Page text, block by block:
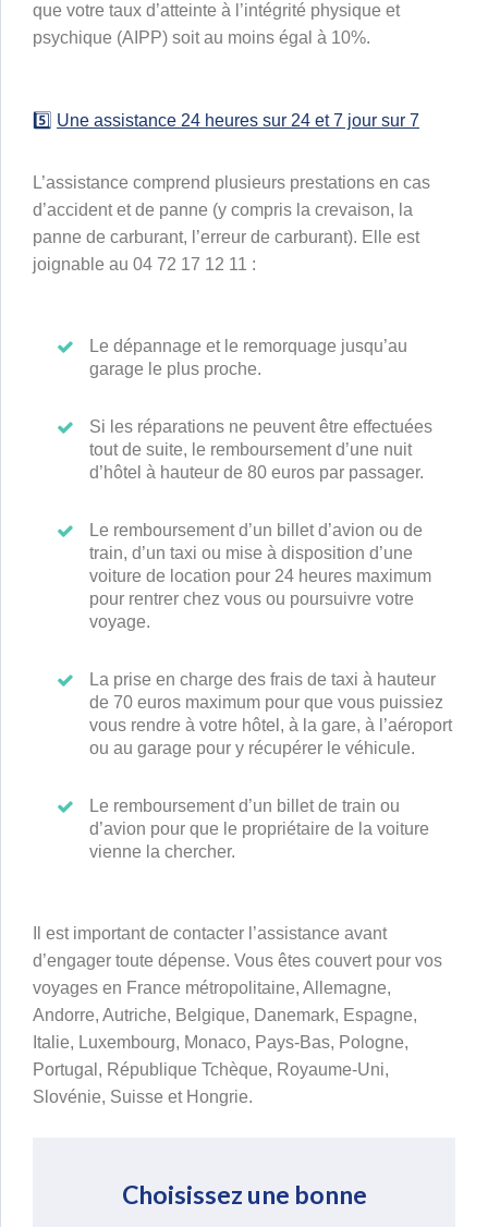
que votre taux d’atteinte à l’intégrité physique et
psychique (AIPP) soit au moins égal à 10%.
5️⃣ Une assistance 24 heures sur 24 et 7 jour sur 7
L’assistance comprend plusieurs prestations en cas
d’accident et de panne (y compris la crevaison, la
panne de carburant, l’erreur de carburant). Elle est
joignable au 04 72 17 12 11 :
Le dépannage et le remorquage jusqu’au
garage le plus proche.
Si les réparations ne peuvent être effectuées
tout de suite, le remboursement d’une nuit
d’hôtel à hauteur de 80 euros par passager.
Le remboursement d’un billet d’avion ou de
train, d’un taxi ou mise à disposition d’une
voiture de location pour 24 heures maximum
pour rentrer chez vous ou poursuivre votre
voyage.
La prise en charge des frais de taxi à hauteur
de 70 euros maximum pour que vous puissiez
vous rendre à votre hôtel, à la gare, à l’aéroport
ou au garage pour y récupérer le véhicule.
Le remboursement d’un billet de train ou
d’avion pour que le propriétaire de la voiture
vienne la chercher.
Il est important de contacter l’assistance avant
d’engager toute dépense. Vous êtes couvert pour vos
voyages en France métropolitaine, Allemagne,
Andorre, Autriche, Belgique, Danemark, Espagne,
Italie, Luxembourg, Monaco, Pays-Bas, Pologne,
Portugal, République Tchèque, Royaume-Uni,
Slovénie, Suisse et Hongrie.
Choisissez une bonne